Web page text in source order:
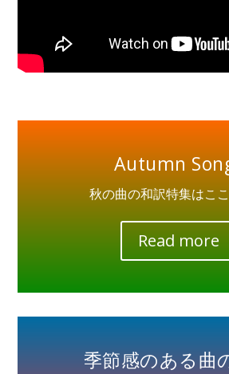
Autumn
秋の曲の和訳特集はこ
Read more
季節感のある曲